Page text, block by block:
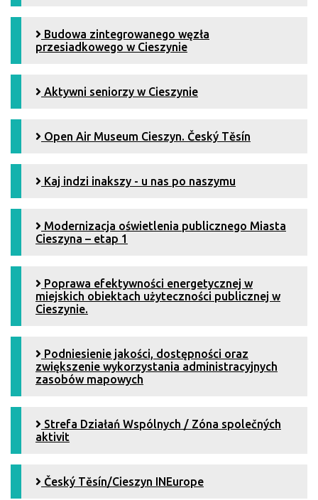
Budowa zintegrowanego węzła
przesiadkowego w Cieszynie
Aktywni seniorzy w Cieszynie
Open Air Museum Cieszyn. Český Tĕsín
Kaj indzi inakszy - u nas po naszymu
Modernizacja oświetlenia publicznego Miasta
Cieszyna – etap 1
Poprawa efektywności energetycznej w
miejskich obiektach użyteczności publicznej w
Cieszynie.
Podniesienie jakości, dostępności oraz
zwiększenie wykorzystania administracyjnych
zasobów mapowych
Strefa Działań Wspólnych / Zóna společných
aktivit
Český Tĕsín/Cieszyn INEurope